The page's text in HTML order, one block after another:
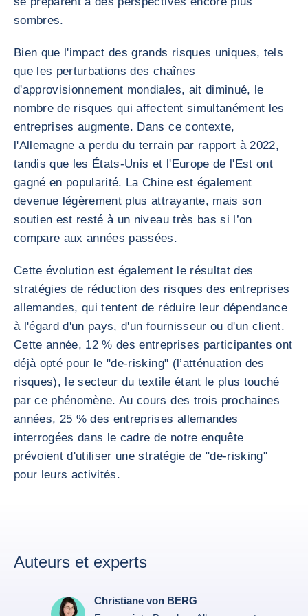
sombres.
Bien que l'impact des grands risques uniques, tels
que les perturbations des chaînes
d'approvisionnement mondiales, ait diminué, le
nombre de risques qui affectent simultanément les
entreprises augmente. Dans ce contexte,
l'Allemagne a perdu du terrain par rapport à 2022,
tandis que les États-Unis et l'Europe de l'Est ont
gagné en popularité. La Chine est également
devenue légèrement plus attrayante, mais son
soutien est resté à un niveau très bas si l’on
compare aux années passées.
Cette évolution est également le résultat des
stratégies de réduction des risques des entreprises
allemandes, qui tentent de réduire leur dépendance
à l'égard d'un pays, d'un fournisseur ou d'un client.
Cette année, 12 % des entreprises participantes ont
déjà opté pour le "de-risking" (l’atténuation des
risques), le secteur du textile étant le plus touché
par ce phénomène. Au cours des trois prochaines
années, 25 % des entreprises allemandes
interrogées dans le cadre de notre enquête
prévoient d'utiliser une stratégie de "de-risking"
pour leurs activités.
Auteurs et experts
Christiane von BERG